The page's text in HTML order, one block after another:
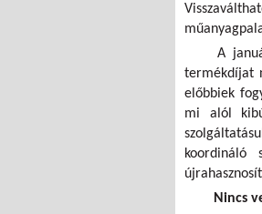
A
termékdíjat
előbbiek
mi alól
koordináló
Nincs